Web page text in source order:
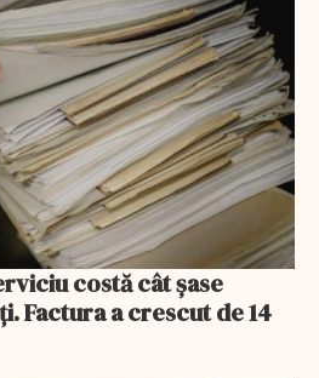
costă cât șase
Factura a crescut de 14